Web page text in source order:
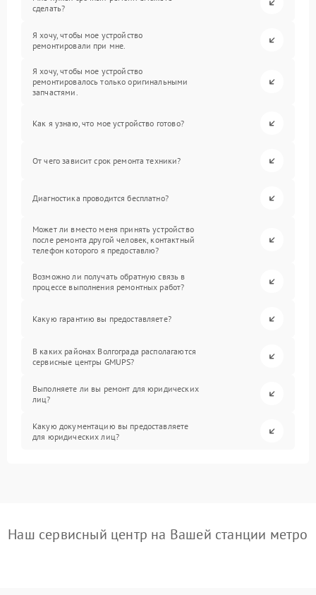
сделать?
Я хочу, чтобы мое устройство
ремонтировали при мне.
Я хочу, чтобы мое устройство
ремонтировалось только оригинальными
запчастями.
Как я узнаю, что мое устройство готово?
От чего зависит срок ремонта техники?
Диагностика проводится бесплатно?
Может ли вместо меня принять устройство
после ремонта другой человек, контактный
телефон которого я предоставлю?
Возможно ли получать обратную связь в
процессе выполнения ремонтных работ?
Какую гарантию вы предоставляете?
В каких районах Волгограда располагаются
сервисные центры GMUPS?
Выполняете ли вы ремонт для юридических
лиц?
Какую документацию вы предоставляете
для юридических лиц?
Наш сервисный центр на Вашей станции метро